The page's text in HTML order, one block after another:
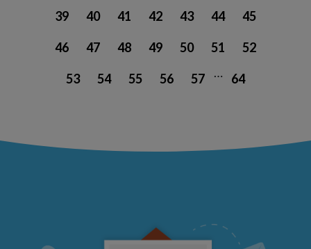
39 40 41 42 43 44 45
46 47 48 49 50 51 52
53 54 55 56 57 … 64